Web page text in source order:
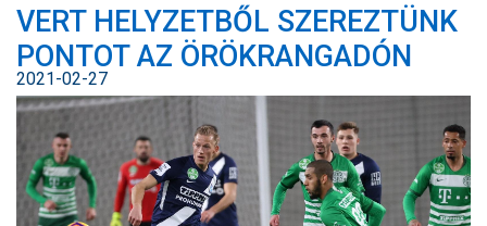
JEGYÉRTÉKESÍTÉS
WEBSHOP
STADION
EGYESÜLET
KAPCSOLAT
NYITÓLAP
HÍREK
CSAPATOK
VERT HELYZETBŐL SZEREZTÜNK
PONTOT AZ ÖRÖKRANGADÓN
2021-02-27